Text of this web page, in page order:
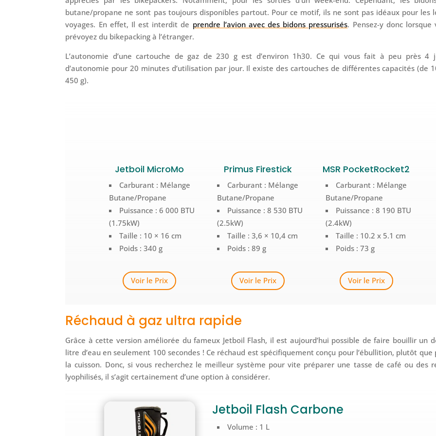
butane/propane ne sont pas toujours disponibles partout. Pour ce motif, ils ne sont pas idéaux pour les
voyages. En effet, Il est interdit de prendre l’avion avec des bidons pressurisés. Pensez-y donc lorsque
prévoyez du bikepacking à l’étranger.
L’autonomie d’une cartouche de gaz de 230 g est d’environ 1h30. Ce qui vous fait à peu près 4
d’autonomie pour 20 minutes d’utilisation par jour. Il existe des cartouches de différentes capacités (de
450 g).
Jetboil MicroMo
Carburant : Mélange
Butane/Propane
Puissance : 6 000 BTU
(1.75kW)
Taille : 10 × 16 cm
Poids : 340 g
Voir le Prix
Primus Firestick
Carburant : Mélange
Butane/Propane
Puissance : 8 530 BTU
(2.5kW)
Taille : 3,6 × 10,4 cm
Poids : 89 g
Voir le Prix
MSR PocketRocket2
Carburant : Mélange
Butane/Propane
Puissance : 8 190 BTU
(2.4kW)
Taille : 10.2 x 5.1 cm
Poids : 73 g
Voir le Prix
Réchaud à gaz ultra rapide
Grâce à cette version améliorée du fameux Jetboil Flash, il est aujourd’hui possible de faire bouillir un
litre d’eau en seulement 100 secondes ! Ce réchaud est spécifiquement conçu pour l’ébullition, plutôt que
la cuisson. Donc, si vous recherchez le meilleur système pour vite préparer une tasse de café ou des
lyophilisés, il s’agit certainement d’une option à considérer.
Jetboil Flash Carbone
Volume : 1 L